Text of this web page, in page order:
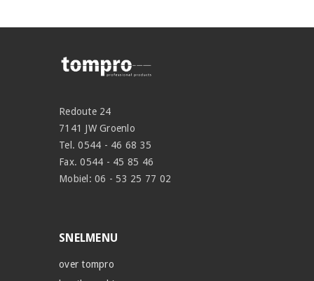
Redoute 24
7141 JW Groenlo
Tel. 0544 - 46 68 35
Fax. 0544 - 45 85 46
Mobiel: 06 - 53 25 77 02
SNELMENU
over tompro